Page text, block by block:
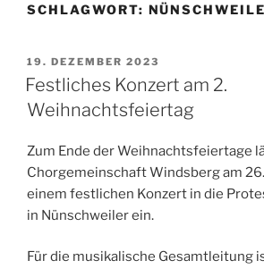
SCHLAGWORT:
VERÖFFENTLICHT
AM
19. DEZEMBER 2023
Festliches Konzert am 2.
Weihnachtsfeiertag
Zum Ende der Weihnachtsfeiertage
Chorgemeinschaft Windsberg am
einem festlichen Konzert in die
in Nünschweiler ein.
Für die musikalische Gesamtleitung